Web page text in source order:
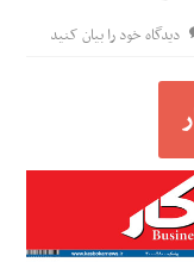
دیدگاه خود را بیان کنید